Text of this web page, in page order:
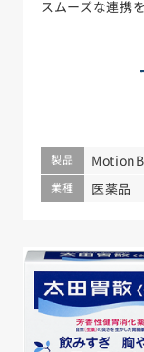
スムーズな連携
製品
業種 医薬品